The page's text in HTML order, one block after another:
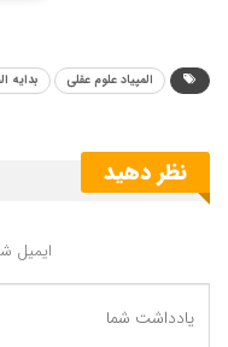
المپیاد علوم عقلی بدایه
نظر دهید
ایمیل